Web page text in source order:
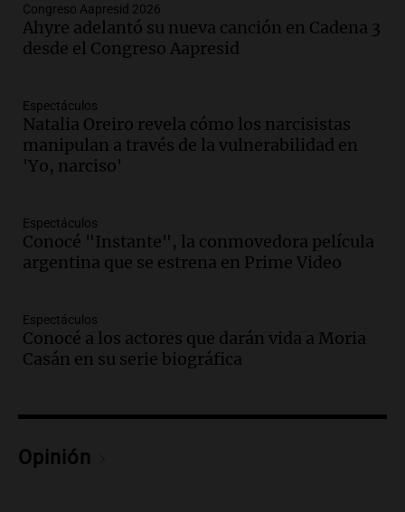
Audio.Conductor imputado por
accidente fatal en San Luis dejó tres
Episodios
Audio.Historiador de la UBA celebró la
marcha atrás en la Ley de Tierras:
“Frenamos un saqueo de recursos”
Episodios
Audio.Ahyre estuvo en el Estudio
Federal Sancor Seguros y adelantó su
Episodios
Audio.Cierre del Paso Internacional
Cristo Redentor por acumulación de
Audio.
Congreso Aapresid 2026
Ahyre adelantó su nueva canción en Cadena 3
desde el Congreso Aapresid
Espectáculos
Natalia Oreiro revela cómo los narcisistas
manipulan a través de la vulnerabilidad en
'Yo, narciso'
Espectáculos
Conocé "Instante", la conmovedora película
argentina que se estrena en Prime Video
Espectáculos
Conocé a los actores que darán vida a Moria
Casán en su serie biográfica
Opinión